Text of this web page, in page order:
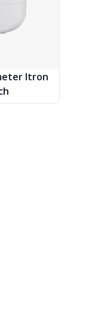
Itron